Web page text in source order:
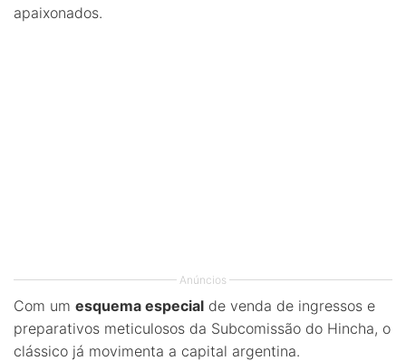
apaixonados.
Anúncios
Com um esquema especial de venda de ingressos e
preparativos meticulosos da Subcomissão do Hincha, o
clássico já movimenta a capital argentina.